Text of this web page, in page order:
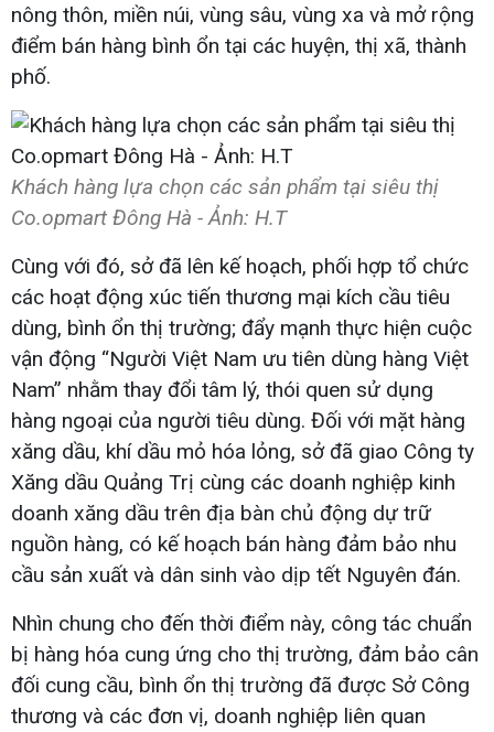
nông thôn, miền núi, vùng sâu, vùng xa và mở rộng
điểm bán hàng bình ổn tại các huyện, thị xã, thành
phố.
Khách hàng lựa chọn các sản phẩm tại siêu thị
Co.opmart Đông Hà - Ảnh: H.T
Cùng với đó, sở đã lên kế hoạch, phối hợp tổ chức
các hoạt động xúc tiến thương mại kích cầu tiêu
dùng, bình ổn thị trường; đẩy mạnh thực hiện cuộc
vận động “Người Việt Nam ưu tiên dùng hàng Việt
Nam” nhằm thay đổi tâm lý, thói quen sử dụng
hàng ngoại của người tiêu dùng. Đối với mặt hàng
xăng dầu, khí dầu mỏ hóa lỏng, sở đã giao Công ty
Xăng dầu Quảng Trị cùng các doanh nghiệp kinh
doanh xăng dầu trên địa bàn chủ động dự trữ
nguồn hàng, có kế hoạch bán hàng đảm bảo nhu
cầu sản xuất và dân sinh vào dịp tết Nguyên đán.
Nhìn chung cho đến thời điểm này, công tác chuẩn
bị hàng hóa cung ứng cho thị trường, đảm bảo cân
đối cung cầu, bình ổn thị trường đã được Sở Công
thương và các đơn vị, doanh nghiệp liên quan